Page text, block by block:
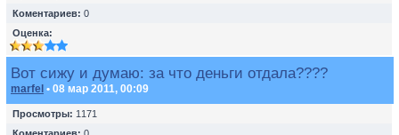
Коментариев: 0
Оценка:
Вот сижу и думаю: за что деньги отдала????
marfel • 08 мар 2011, 00:09
Просмотры: 1171